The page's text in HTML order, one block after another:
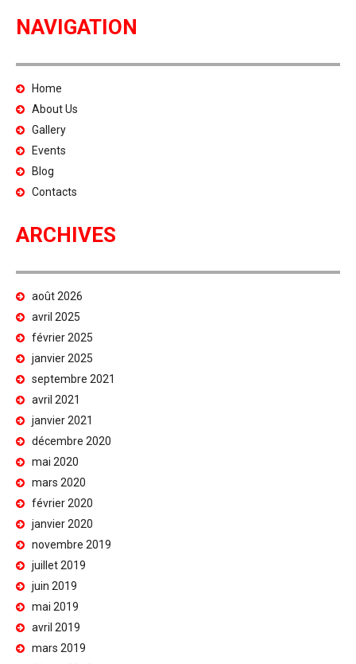
NAVIGATION
Home
About Us
Gallery
Events
Blog
Contacts
ARCHIVES
août 2026
avril 2025
février 2025
janvier 2025
septembre 2021
avril 2021
janvier 2021
décembre 2020
mai 2020
mars 2020
février 2020
janvier 2020
novembre 2019
juillet 2019
juin 2019
mai 2019
avril 2019
mars 2019